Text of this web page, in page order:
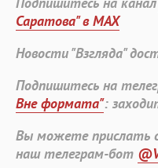
Саратова" в MAX
Новости "Взгляда"
Подпишитесь на
Вне формата":
Вы можете прислать
наш телеграм-бот